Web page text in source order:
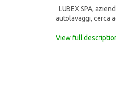
LUBEX SPA,
autolavaggi, cerca
View full